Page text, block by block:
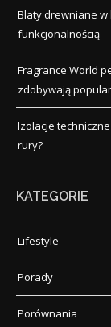
Blaty drewniane w
funkcjonalnością
Fragrance World
zdobywają
Izolacje
rury?
KATEGORIE
Lifestyle
Porady
Porównania